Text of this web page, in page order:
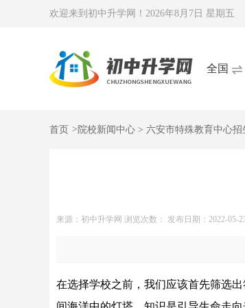
欢迎来到初中升学网！ 2026年8月7日 星期五
全国
首页 > 院校新闻中心 > 六安市特殊教育中心招
来源：初中升学网 浏览次数： 发布日期：2022-05-
在选择学校之前，我们应该首先筛选